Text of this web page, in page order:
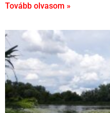
Tovább olvasom »